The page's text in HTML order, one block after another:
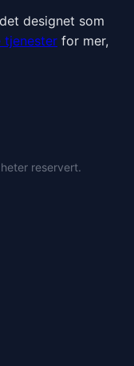
designet som
tjenester for mer,
reservert.